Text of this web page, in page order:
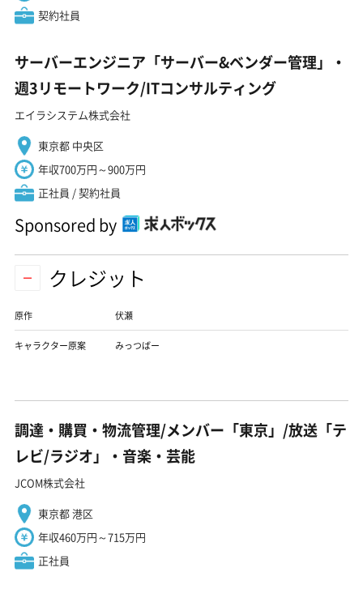
契約社員
サーバーエンジニア「サーバー&ベンダー管理」・
週3リモートワーク/ITコンサルティング
エイラシステム株式会社
東京都 中央区
年収700万円～900万円
正社員 / 契約社員
Sponsored by
クレジット
原作 伏瀬
キャラクター原案 みっつばー
調達・購買・物流管理/メンバー「東京」/放送「テ
レビ/ラジオ」・音楽・芸能
JCOM株式会社
東京都 港区
年収460万円～715万円
正社員